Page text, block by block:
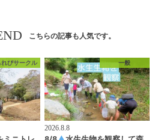
こちらの記事も人気です。
れびサークル 一般
2026.8.8